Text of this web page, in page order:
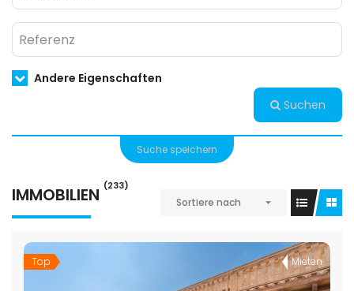
Andere Eigenschaften
Suchen
Suche speichern
IMMOBILIEN (233)
Sortiere nach
Top Mieten